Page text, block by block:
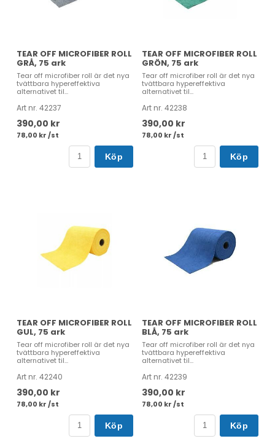
TEAR OFF MICROFIBER ROLL
GRÅ, 75 ark
Tear off microfiber roll är det nya
tvättbara hypereffektiva
alternativet til...
Art nr. 42237
390,00 kr
78,00 kr /st
Köp
TEAR OFF MICROFIBER ROLL
GRÖN, 75 ark
Tear off microfiber roll är det nya
tvättbara hypereffektiva
alternativet til...
Art nr. 42238
390,00 kr
78,00 kr /st
Köp
TEAR OFF MICROFIBER ROLL
GUL, 75 ark
Tear off microfiber roll är det nya
tvättbara hypereffektiva
alternativet til...
Art nr. 42240
390,00 kr
78,00 kr /st
Köp
TEAR OFF MICROFIBER ROLL
BLÅ, 75 ark
Tear off microfiber roll är det nya
tvättbara hypereffektiva
alternativet til...
Art nr. 42239
390,00 kr
78,00 kr /st
Köp